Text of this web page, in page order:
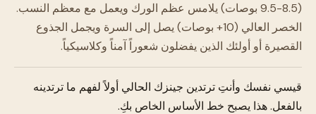
(8.5-9.5 بوصات) يلامس عظم الورك ويعمل مع معظم النسب.
الخصر العالي (10+ بوصات) يصل إلى السرة ويجمل الجذوع
القصيرة أو أولئك الذين يفضلون شعوراً آمناً وكلاسيكياً.
قيسي نفسك وأنتِ ترتدين جينزك الحالي أولاً لفهم ما ترتدينه
بالفعل. هذا يصبح خط الأساس الخاص بكِ.